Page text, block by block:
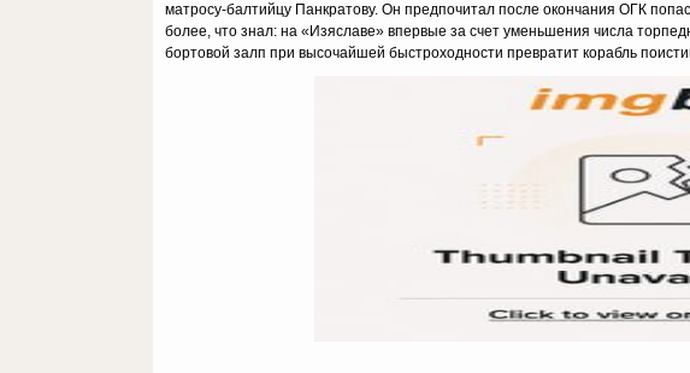
матросу-балтийцу Панкратову. Он предпочитал после окончания ОГК
более, что знал: на «Изяславе» впервые за счет уменьшения числа
бортовой залп при высочайшей быстроходности превратит корабль